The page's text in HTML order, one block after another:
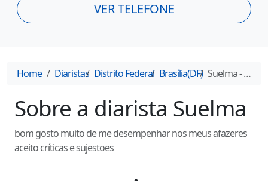
VER TELEFONE
Home Diaristas Distrito Federal Brasília(DF) Suelma- Diarista em
Sobre a diarista Suelma
bom gosto muito de me desempenhar nos meus afazeres
aceito críticas e sujestoes